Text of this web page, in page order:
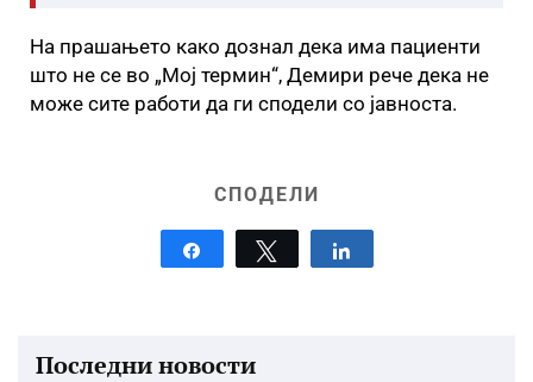
На прашањето како дознал дека има пациенти
што не се во „Мој термин“, Демири рече дека не
може сите работи да ги сподели со јавноста.
СПОДЕЛИ
Tweet
Последни новости